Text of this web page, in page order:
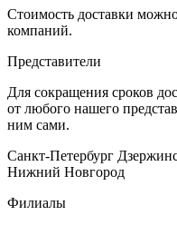
Стоимость доставки
компаний.
Представители
Для сокращения сроков
от любого нашего
ним сами.
Санкт-Петербург
Нижний Новгород
Филиалы